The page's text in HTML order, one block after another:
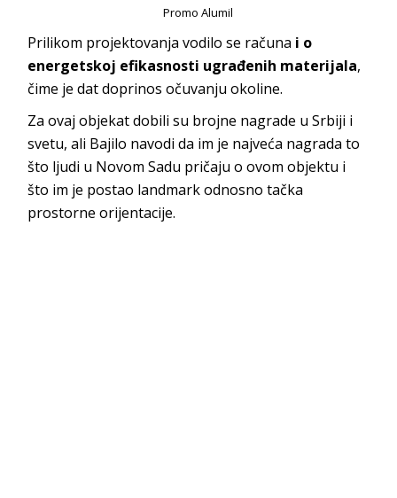
Promo Alumil
Prilikom projektovanja vodilo se računa i o
energetskoj efikasnosti ugrađenih materijala,
čime je dat doprinos očuvanju okoline.
Za ovaj objekat dobili su brojne nagrade u Srbiji i
svetu, ali Bajilo navodi da im je najveća nagrada to
što ljudi u Novom Sadu pričaju o ovom objektu i
što im je postao landmark odnosno tačka
prostorne orijentacije.